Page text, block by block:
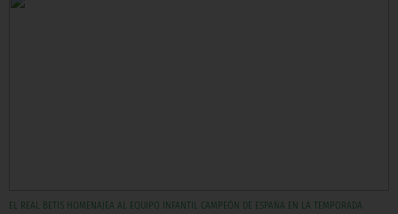
EL REAL BETIS HOMENAJEA AL EQUIPO INFANTIL CAMPEÓN DE ESPAÑA EN LA TEMPORADA